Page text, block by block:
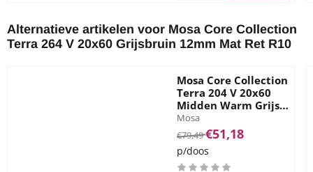
Alternatieve artikelen voor Mosa Core Collection
Terra 264 V 20x60 Grijsbruin 12mm Mat Ret R10
Mosa Core Collection
Terra 204 V 20x60
Midden Warm Grijs
12mm Mat Ret R10
Merk:
Mosa
Van 79,49 voor 51,18
€79,49€51,18
p/doos